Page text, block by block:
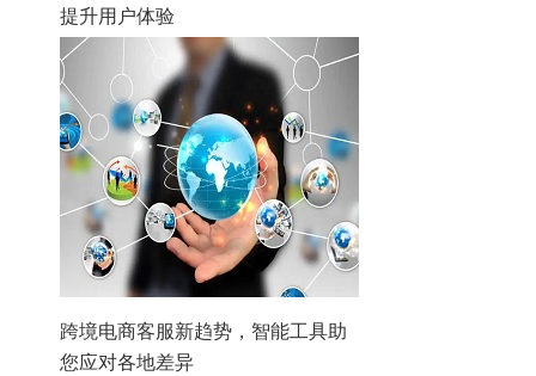
提升用户体验
跨境电商客服新趋势，智能工具助
您应对各地差异